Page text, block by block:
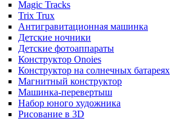
Magic Tracks
Trix Trux
Антигравитационная машинка
Детские ночники
Детские фотоаппараты
Конструктор Onoies
Конструктор на солнечных батареях
Магнитный конструктор
Машинка-перевертыш
Набор юного художника
Рисование в 3D